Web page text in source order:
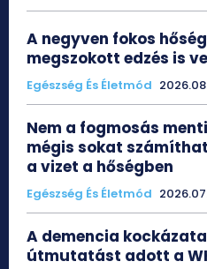
A negyven fokos
megszokott edzés is
Egészség És Életmód
Nem a fogmosás
mégis sokat
a vizet a hőségben
Egészség És Életmód
A demencia
útmutatást adott a